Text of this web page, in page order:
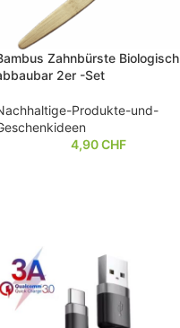
Zahnbürste Biologisch
2er -Set
Produkte-und-
4,90CHF